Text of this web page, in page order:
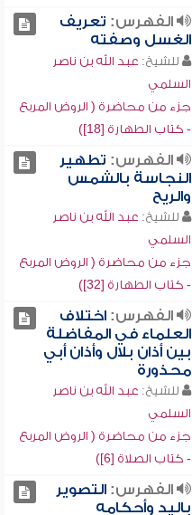
الفهرس: تعريف
الغسل وصفته
للشيخ: عبد الله بن ناصر
السلمي
جزء من محاضرة ( الروض المربع
- كتاب الطهارة [18])
الفهرس: تطهير
النجاسة بالشمس
والريح
للشيخ: عبد الله بن ناصر
السلمي
جزء من محاضرة ( الروض المربع
- كتاب الطهارة [32])
الفهرس:اختلاف
العلماء في المفاضلة
بين أذان بلال وأذان أبي
محذورة
للشيخ: عبد الله بن ناصر
السلمي
جزء من محاضرة ( الروض المربع
- كتاب الصلاة [6])
الفهرس:التصوير
باليد وأحكامه